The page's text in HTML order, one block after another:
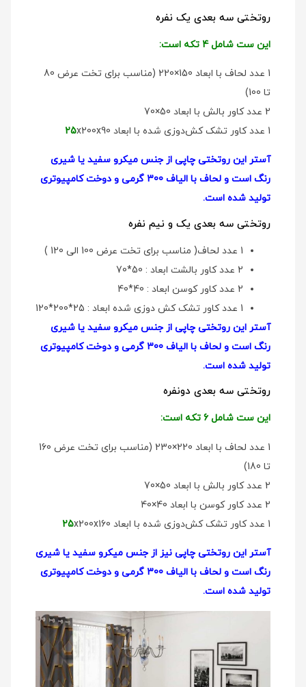
روتختی سه بعدی یک نفره
این ست شامل 4 تکه است:
1 عدد لحاف با ابعاد 150×220 (مناسب برای تخت عرض 80
تا 100)
2 عدد کاور بالش با ابعاد 50×70
1 عدد کاور تشک کش‌دوزی شده با ابعاد
25x200x90
آستر این روتختی چاپی از جنس میکرو سفید یا شیری
رنگ است و لحاف با الیاف 300 گرمی و دوخت کامپیوتری
تولید شده است.
روتختی سه بعدی یک و نیم نفره
1 عدد لحاف( مناسب برای تخت عرض 100 الی 120 )
2 عدد کاور بالشت ابعاد : 50*70
2 عدد کاور کوسن ابعاد : 40*40
1 عدد کاور تشک کش دوزی شده ابعاد : 25*200*120
آستر این روتختی چاپی از جنس میکرو سفید یا شیری
رنگ است و لحاف با الیاف 300 گرمی و دوخت کامپیوتری
تولید شده است.
روتختی سه بعدی دو‌نفره
این ست شامل 6 تکه است:
1 عدد لحاف با ابعاد 220×230 (مناسب برای تخت عرض 160
تا 180)
2 عدد کاور بالش با ابعاد 50×70
2 عدد کاور کوسن با ابعاد 40×40
1 عدد کاور تشک کش‌دوزی شده با ابعاد
25x200x160
آستر این روتختی چاپی نیز از جنس میکرو سفید یا شیری
رنگ است و لحاف با الیاف 300 گرمی و دوخت کامپیوتری
تولید شده است.